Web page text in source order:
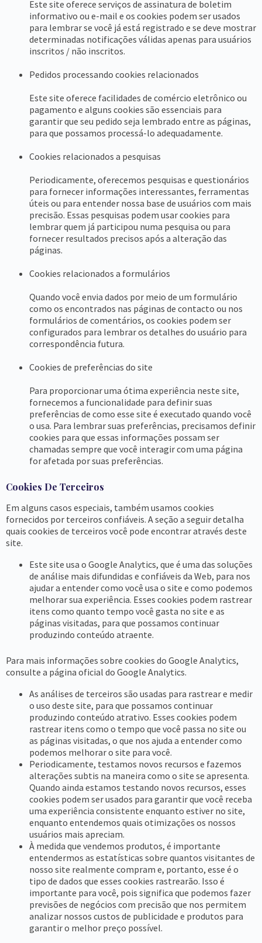
Este site oferece serviços de assinatura de boletim
informativo ou e-mail e os cookies podem ser usados ​​
para lembrar se você já está registrado e se deve mostrar
determinadas notificações válidas apenas para usuários
inscritos / não inscritos.
Pedidos processando cookies relacionados
Este site oferece facilidades de comércio eletrônico ou
pagamento e alguns cookies são essenciais para
garantir que seu pedido seja lembrado entre as páginas,
para que possamos processá-lo adequadamente.
Cookies relacionados a pesquisas
Periodicamente, oferecemos pesquisas e questionários
para fornecer informações interessantes, ferramentas
úteis ou para entender nossa base de usuários com mais
precisão. Essas pesquisas podem usar cookies para
lembrar quem já participou numa pesquisa ou para
fornecer resultados precisos após a alteração das
páginas.
Cookies relacionados a formulários
Quando você envia dados por meio de um formulário
como os encontrados nas páginas de contacto ou nos
formulários de comentários, os cookies podem ser
configurados para lembrar os detalhes do usuário para
correspondência futura.
Cookies de preferências do site
Para proporcionar uma ótima experiência neste site,
fornecemos a funcionalidade para definir suas
preferências de como esse site é executado quando você
o usa. Para lembrar suas preferências, precisamos definir
cookies para que essas informações possam ser
chamadas sempre que você interagir com uma página
for afetada por suas preferências.
Cookies De Terceiros
Em alguns casos especiais, também usamos cookies
fornecidos por terceiros confiáveis. A seção a seguir detalha
quais cookies de terceiros você pode encontrar através deste
site.
Este site usa o Google Analytics, que é uma das soluções
de análise mais difundidas e confiáveis ​​da Web, para nos
ajudar a entender como você usa o site e como podemos
melhorar sua experiência. Esses cookies podem rastrear
itens como quanto tempo você gasta no site e as
páginas visitadas, para que possamos continuar
produzindo conteúdo atraente.
Para mais informações sobre cookies do Google Analytics,
consulte a página oficial do Google Analytics.
As análises de terceiros são usadas para rastrear e medir
o uso deste site, para que possamos continuar
produzindo conteúdo atrativo. Esses cookies podem
rastrear itens como o tempo que você passa no site ou
as páginas visitadas, o que nos ajuda a entender como
podemos melhorar o site para você.
Periodicamente, testamos novos recursos e fazemos
alterações subtis na maneira como o site se apresenta.
Quando ainda estamos testando novos recursos, esses
cookies podem ser usados ​​para garantir que você receba
uma experiência consistente enquanto estiver no site,
enquanto entendemos quais otimizações os nossos
usuários mais apreciam.
À medida que vendemos produtos, é importante
entendermos as estatísticas sobre quantos visitantes de
nosso site realmente compram e, portanto, esse é o
tipo de dados que esses cookies rastrearão. Isso é
importante para você, pois significa que podemos fazer
previsões de negócios com precisão que nos permitem
analizar nossos custos de publicidade e produtos para
garantir o melhor preço possível.